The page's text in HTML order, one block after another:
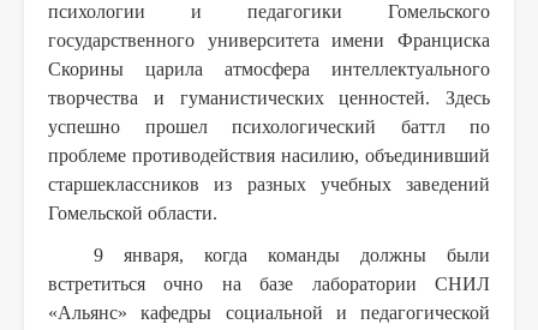
психологии и педагогики Гомельского
государственного университета имени Франциска
Скорины царила атмосфера интеллектуального
творчества и гуманистических ценностей. Здесь
успешно прошел психологический баттл по
проблеме противодействия насилию, объединивший
старшеклассников из разных учебных заведений
Гомельской области.
9 января, когда команды должны были
встретиться очно на базе лаборатории СНИЛ
«Альянс» кафедры социальной и педагогической